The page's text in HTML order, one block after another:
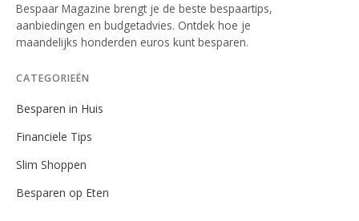
Bespaar Magazine brengt je de beste bespaartips,
aanbiedingen en budgetadvies. Ontdek hoe je
maandelijks honderden euros kunt besparen.
CATEGORIEËN
Besparen in Huis
Financiele Tips
Slim Shoppen
Besparen op Eten